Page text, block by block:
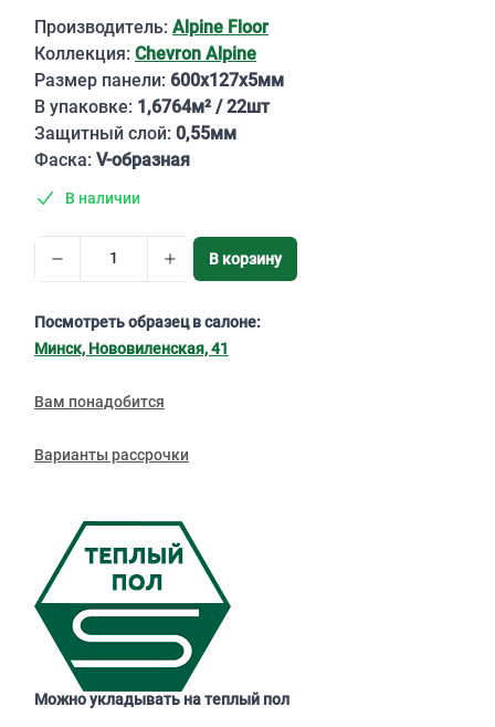
Описание
Производитель: Alpine Floor
Коллекция: Chevron Alpine
Размер панели: 600х127х5мм
В упаковке: 1,6764м² / 22шт
Защитный слой: 0,55мм
Фаска: V-образная
В наличии
В корзину
Посмотреть образец в салоне:
Минск, Нововиленская, 41
Вам понадобится
Варианты рассрочки
Можно укладывать на теплый пол